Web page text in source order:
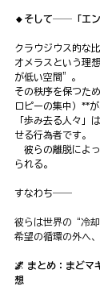
🔸そして──「エン
クラウジウス的な
オメラスという理
が低い空間”。
その秩序を保つた
ロピーの集中）**が
「歩み去る人々」
せる行為者です。
彼らの離脱によ
られる。
すなわち――
彼らは世界の“冷
希望の循環の外へ
🌌 まとめ：まど
想